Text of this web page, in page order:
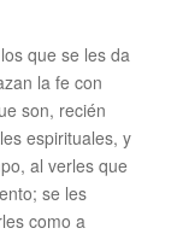
que se les da
la fe con
son, recién
espirituales, y
al verles que
se les
como a